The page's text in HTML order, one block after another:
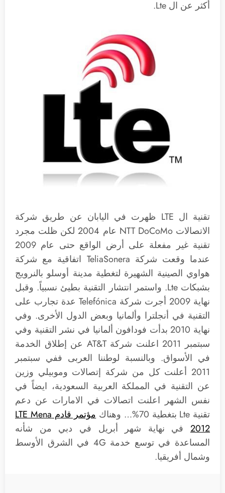
أكثر عن ال Lte.
تقنية ال LTE ظهرت في اليابان عن طريق شركة
الاتصالات NTT DoCoMo عام 2004 لكن ظلت مجرد
تقنية غير مفعلة على أرض الواقع حتى عام 2009
عندما وقعت شركة TeliaSonera اتفاقية مع شركة
هواوي الصينية الشهيرة لتغطية مدينة أوسلو بالنرويج
بشبكات Lte. واستمر انتشار التقنية بطيئ نسبياً. وقبل
نهاية 2009 أجرت شركة Telefónica عدة تجارب على
التقنية في أنجلترا وألمانيا وبعض الدول الأخرى. وفي
نهاية 2010 بدأت فودافون ألمانيا في نشر التقنية وفي
سبتمبر 2011 اعلنت شركة AT&T عن إطلاق الخدمة
في الأسواق. وبالنسبة لوطننا العربى ففي سبتمبر
2011 أعلنت كل من شركة إتصالات وموبيلي وزين
عن التقنية في المملكة العربية السعودية، ايضاً في
نفس الشهر اعلنت اتصالات في الامارات عن دعم
تقنية Lte بتغطية 70%… وهناك
مؤتمر قادم LTE Mena
2012 في نهاية شهر أبريل في دبي من شأنه
المساعدة في توسع خدمة 4G في الشرق الأوسط
وشمال أفريقيا.